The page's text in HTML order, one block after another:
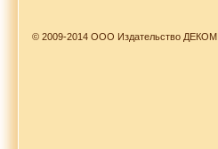
© 2009-2014 ООО Издательство ДЕКОМ